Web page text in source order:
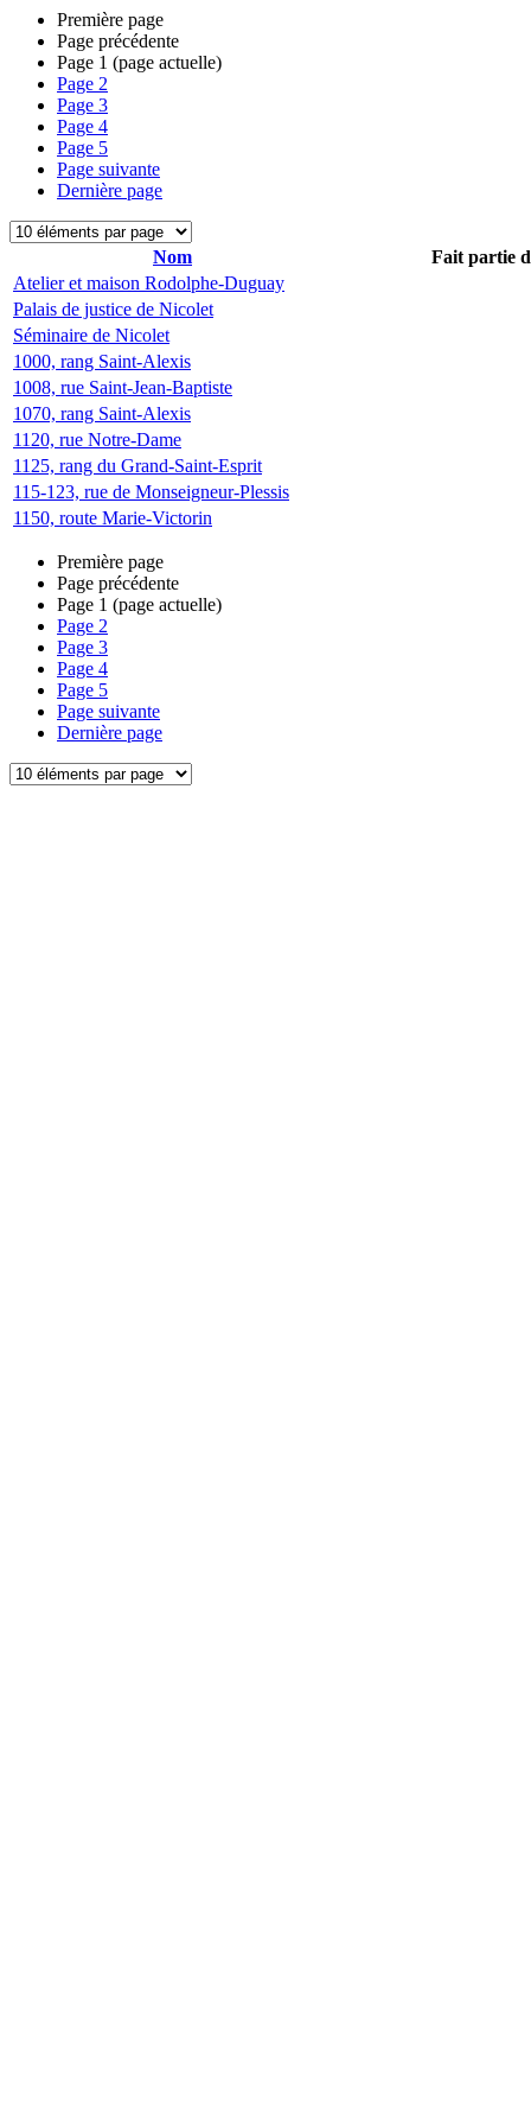
Première page
Page précédente
Page 1 (page actuelle)
Page 2
Page 3
Page 4
Page 5
Page suivante
Dernière page
Nom
Fait partie
Atelier et maison Rodolphe-Duguay
Palais de justice de Nicolet
Séminaire de Nicolet
1000, rang Saint-Alexis
1008, rue Saint-Jean-Baptiste
1070, rang Saint-Alexis
1120, rue Notre-Dame
1125, rang du Grand-Saint-Esprit
115-123, rue de Monseigneur-Plessis
1150, route Marie-Victorin
Première page
Page précédente
Page 1 (page actuelle)
Page 2
Page 3
Page 4
Page 5
Page suivante
Dernière page